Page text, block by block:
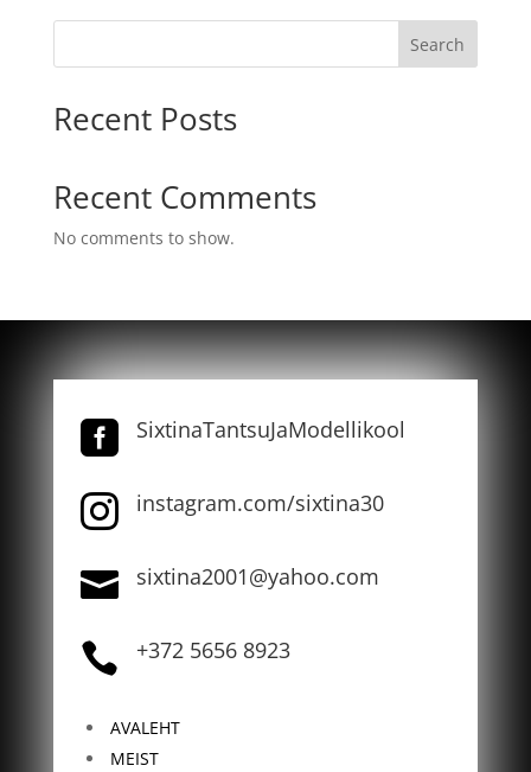
Search
Recent Posts
Recent Comments
No comments to show.
 SixtinaTantsuJaModellikool
 instagram.com/sixtina30
 sixtina2001@yahoo.com
 +372 5656 8923
AVALEHT
MEIST